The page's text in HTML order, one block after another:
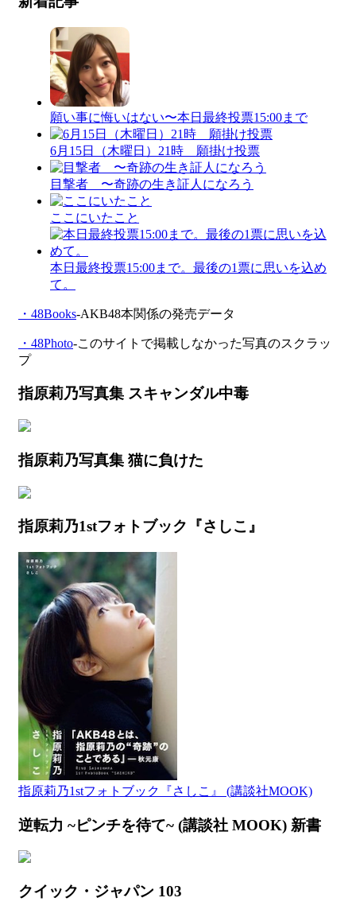
願い事に悔いはない〜本日最終投票15:00まで
6月15日（木曜日）21時 願掛け投票
目撃者 〜奇跡の生き証人になろう
ここにいたこと
本日最終投票15:00まで。最後の1票に思いを込め
て。
・48Books-AKB48本関係の発売データ
・48Photo-このサイトで掲載しなかった写真のスクラッ
プ
指原莉乃写真集 スキャンダル中毒
指原莉乃写真集 猫に負けた
指原莉乃1stフォトブック『さしこ』
指原莉乃1stフォトブック『さしこ』 (講談社MOOK)
逆転力 ~ピンチを待て~ (講談社 MOOK) 新書
クイック・ジャパン 103